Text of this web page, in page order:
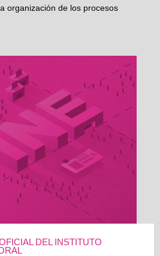
organización de los procesos
DEL INSTITUTO